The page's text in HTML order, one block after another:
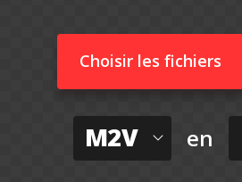
Choisir les fichiers
M2V en